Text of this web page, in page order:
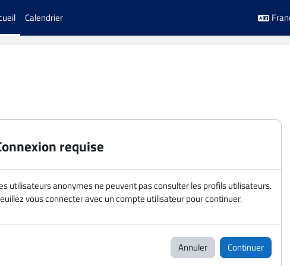
Calendrier
requise
utilisateurs anonymes ne peuvent pas consulter les profils utilisateurs.
vous connecter avec un compte utilisateur pour continuer.
Annuler Continuer